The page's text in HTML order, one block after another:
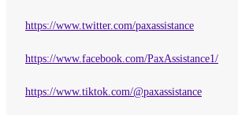
https://www.twitter.com/paxassistance
https://www.facebook.com/PaxAssistance1/
https://www.tiktok.com/@paxassistance